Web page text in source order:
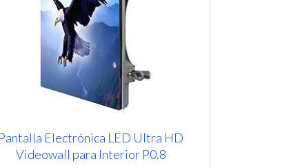
Pantalla Electrónica LED Ultra HD
Videowall para Interior P0.8